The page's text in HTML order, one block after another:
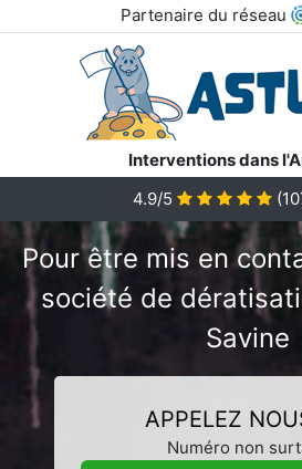
Partenaire du réseau
Interventions dans
4.9/5
(
Pour être mis en
société de
Savine
APPELEZ
Numéro non